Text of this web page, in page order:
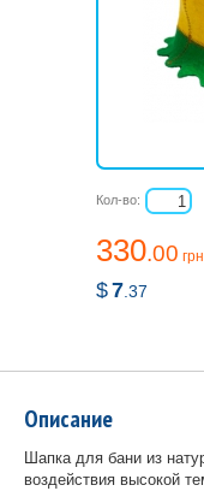
330.00 грн
$7 .37
Кол-во:
Описание
Шапка для бани из
воздействия высокой